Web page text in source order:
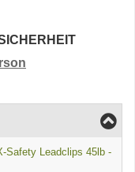
Safety Leadclips 45lb -